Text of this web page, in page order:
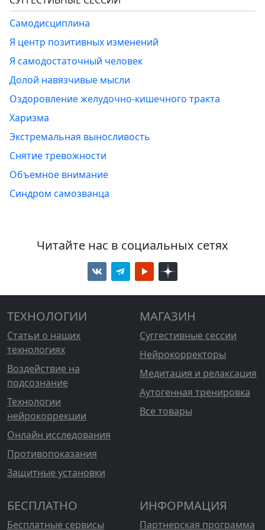
Самодисциплина
Я центр позитивных изменений
Я самодостаточный человек
Долой навязчивые мысли
Оздоровление желудочно-кишечного тракта
Харизма
Экстремальная выносливость
Снятие тревожности
Объемное внимание
Синдром самозванца
Читайте нас в социальных сетях
ТЕХНОЛОГИИ
Статьи о наших
технологиях
Воздействие на
подсознание
Технологии
нейрокоррекции
Онлайн исследования
Противопоказания
Защитные установки
МАГАЗИН
Суггестивные сессии
Нейрокорректоры
Медитация и релаксация
Аутогенная тренировка
Все товары
БЕСПЛАТНО
Бесплатные сервисы
ИНФОРМАЦИЯ
Партнерская программа